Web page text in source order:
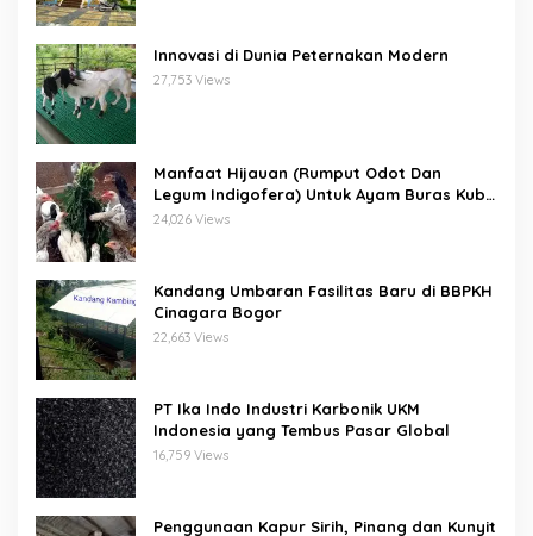
Innovasi di Dunia Peternakan Modern
27,753 Views
Manfaat Hijauan (Rumput Odot Dan
Legum Indigofera) Untuk Ayam Buras Kub
Dan Sensi
24,026 Views
Kandang Umbaran Fasilitas Baru di BBPKH
Cinagara Bogor
22,663 Views
PT Ika Indo Industri Karbonik UKM
Indonesia yang Tembus Pasar Global
16,759 Views
Penggunaan Kapur Sirih, Pinang dan Kunyit